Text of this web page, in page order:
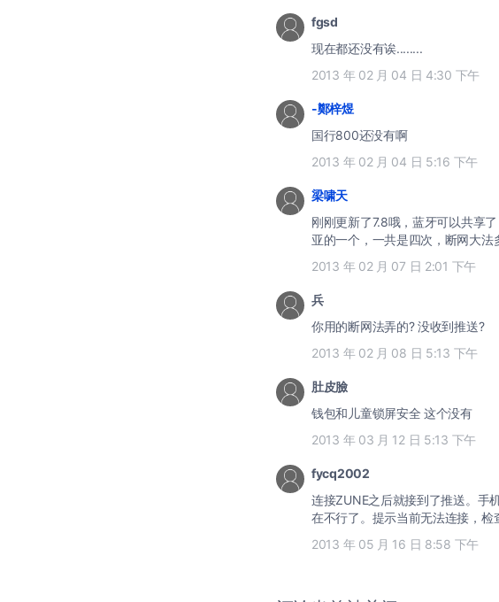
fgsd
现在都还没有诶........
2013 年 02 月 04 日 4:30 下午
-鄭梓煜
国行800还没有啊
2013 年 02 月 04 日 5:16 下午
梁啸天
刚刚更新了7.8哦，蓝牙可以共享
亚的一个，一共是四次，断网大法
2013 年 02 月 07 日 2:01 下午
兵
你用的断网法弄的? 没收到推送?
2013 年 02 月 08 日 5:13 下午
肚皮臉
钱包和儿童锁屏安全 这个没有
2013 年 03 月 12 日 5:13 下午
fycq2002
连接ZUNE之后就接到了推送。手
在不行了。提示当前无法连接，检
2013 年 05 月 16 日 8:58 下午